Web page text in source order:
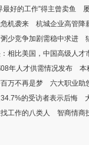
最好的工作”得主曾卖鱼
机袭来 杭城企业高管降
少竞争加剧需稳中求进
相比美国，中国高级人才
08年人才供需情况发布 本
万不再是梦 六大职业助
34.7%的受访者表示后悔
工作的八类人 智商情商